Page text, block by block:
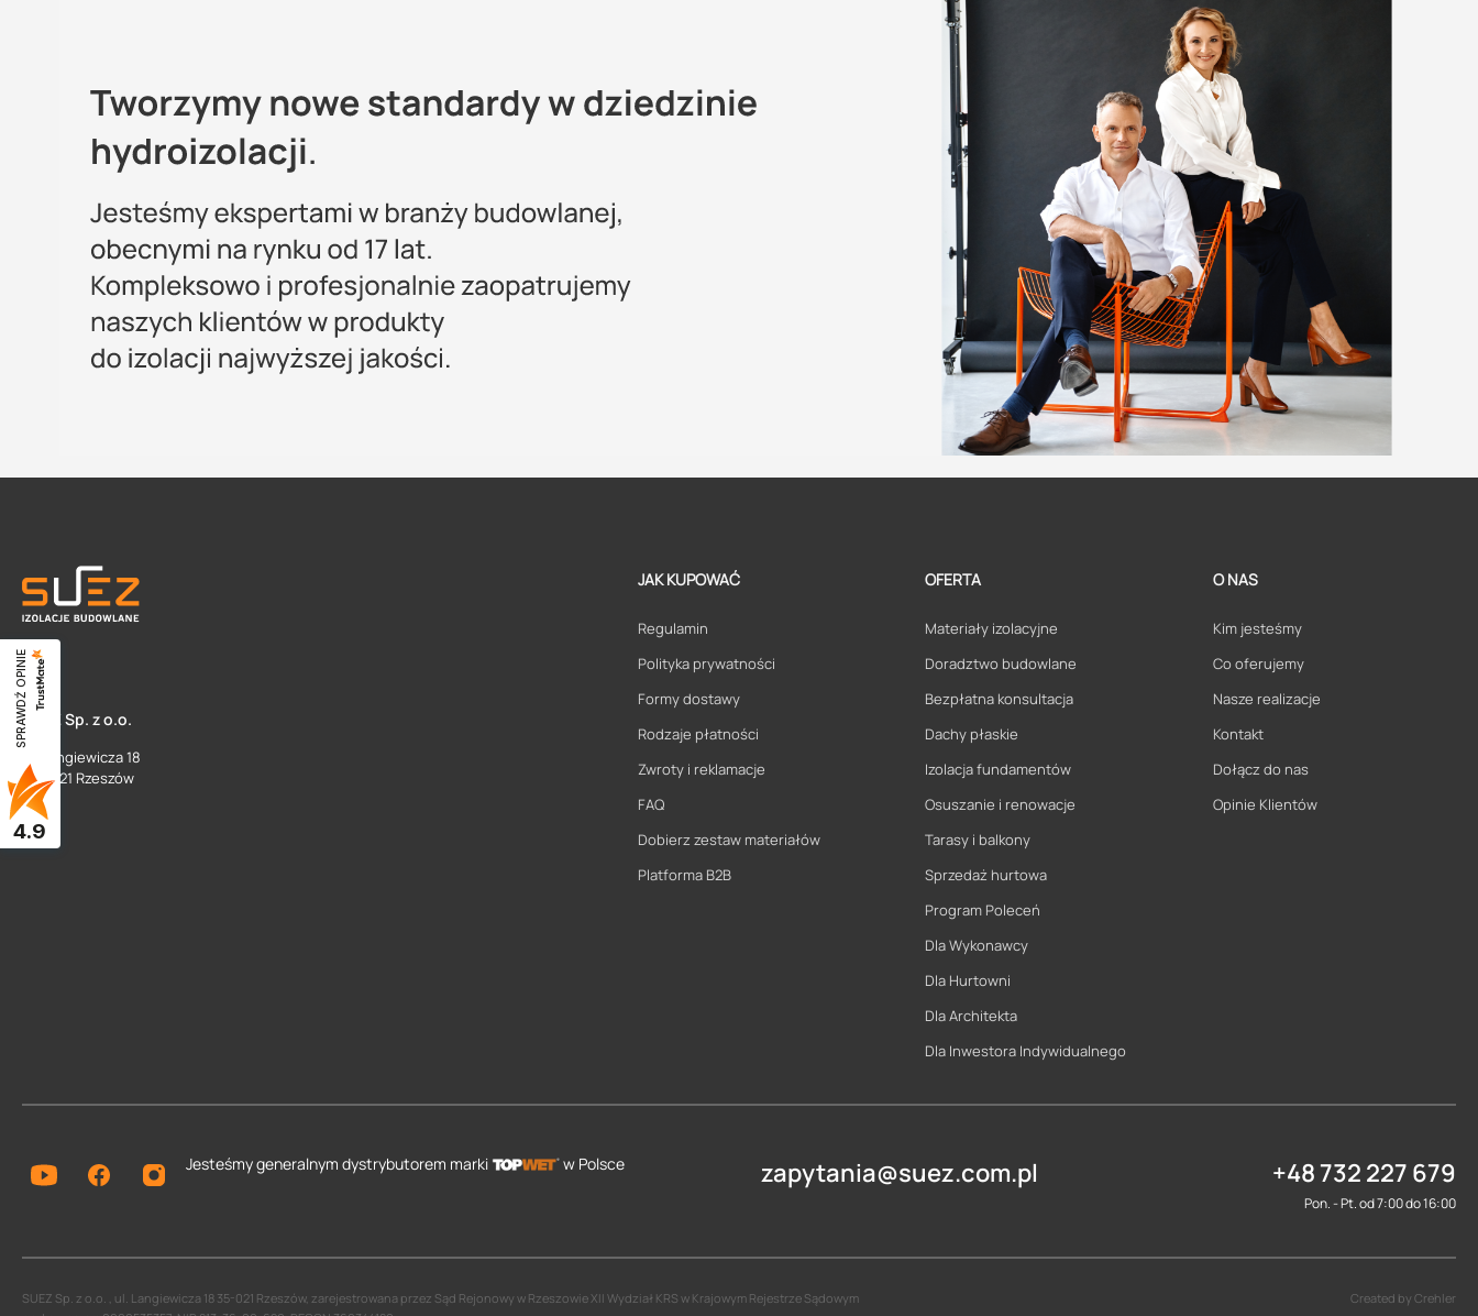
SUEZ Sp. z o.o.
ul. Langiewicza 18
35 - 021 Rzeszów
JAK KUPOWAĆ
Regulamin
Polityka prywatności
Formy dostawy
Rodzaje płatności
Zwroty i reklamacje
FAQ
Dobierz zestaw materiałów
Platforma B2B
OFERTA
Materiały izolacyjne
Doradztwo budowlane
Bezpłatna konsultacja
Dachy płaskie
Izolacja fundamentów
Osuszanie i renowacje
Tarasy i balkony
Sprzedaż hurtowa
Program Poleceń
Dla Wykonawcy
Dla Hurtowni
Dla Architekta
Dla Inwestora Indywidualnego
O NAS
Kim jesteśmy
Co oferujemy
Nasze realizacje
Kontakt
Dołącz do nas
Opinie Klientów
Jesteśmy generalnym dystrybutorem marki w Polsce zapytania@suez.com.pl +48 732 227 679
Pon. - Pt. od 7:00 do 16:00
SUEZ Sp. z o.o. , ul. Langiewicza 18 35-021 Rzeszów, zarejestrowana przez Sąd Rejonowy w Rzeszowie XII Wydział KRS w Krajowym Rejestrze Sądowym
Created by Crehler
SPRAWDŹ OPINIE
4.9